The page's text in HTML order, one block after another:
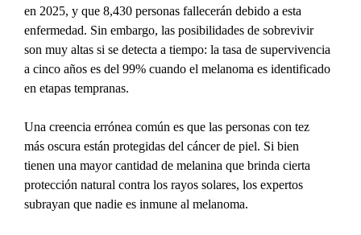
en 2025, y que 8,430 personas fallecerán debido a esta
enfermedad. Sin embargo, las posibilidades de sobrevivir
son muy altas si se detecta a tiempo: la tasa de supervivencia
a cinco años es del 99% cuando el melanoma es identificado
en etapas tempranas.
Una creencia errónea común es que las personas con tez
más oscura están protegidas del cáncer de piel. Si bien
tienen una mayor cantidad de melanina que brinda cierta
protección natural contra los rayos solares, los expertos
subrayan que nadie es inmune al melanoma.